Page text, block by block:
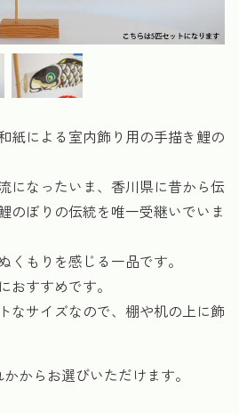
紙による室内飾り用の手描き鯉の
になったいま、香川県に昔から伝
のぼりの伝統を唯一受継いでいま
くもりを感じる一品です。
おすすめです。
なサイズなので、棚や机の上に飾
からお選びいただけます。